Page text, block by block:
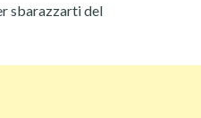
sbarazzarti del